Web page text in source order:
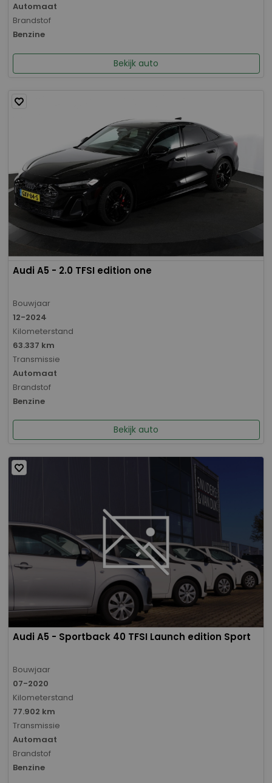
Automaat
Brandstof
Benzine
Bekijk auto
Audi A5 - 2.0 TFSI edition one
Bouwjaar
12-2024
Kilometerstand
63.337 km
Transmissie
Automaat
Brandstof
Benzine
Bekijk auto
Audi A5 - Sportback 40 TFSI Launch edition Sport
Bouwjaar
07-2020
Kilometerstand
77.902 km
Transmissie
Automaat
Brandstof
Benzine